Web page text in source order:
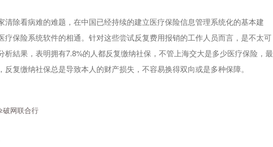
除看病难的难题，在中国已经持续的建立医疗保险信息管理系统化的基本建
保险系统软件的相通。针对这些尝试反复费用报销的工作人员而言，是不太可
結果，表明拥有7.8%的人都反复缴纳社保，不管上海交大是多少医疗保险，最
复缴纳社保总是导致本人的财产损失，不容易换得双向或是多种保障。
破网联合行